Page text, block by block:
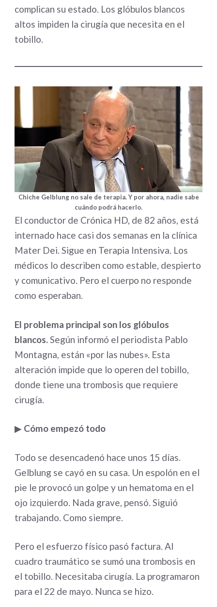
complican su estado. Los glóbulos blancos
altos impiden la cirugía que necesita en el
tobillo.
Chiche Gelblung no sale de terapia. Y por ahora, nadie sabe
cuándo podrá hacerlo.
El conductor de Crónica HD, de 82 años, está
internado hace casi dos semanas en la clínica
Mater Dei. Sigue en Terapia Intensiva. Los
médicos lo describen como estable, despierto
y comunicativo. Pero el cuerpo no responde
como esperaban.
El problema principal son los glóbulos
blancos.Según informó el periodista Pablo
Montagna, están «por las nubes». Esta
alteración impide que lo operen del tobillo,
donde tiene una trombosis que requiere
cirugía.
▶ Cómo empezó todo
Todo se desencadenó hace unos 15 días.
Gelblung se cayó en su casa. Un espolón en el
pie le provocó un golpe y un hematoma en el
ojo izquierdo. Nada grave, pensó. Siguió
trabajando. Como siempre.
Pero el esfuerzo físico pasó factura. Al
cuadro traumático se sumó una trombosis en
el tobillo. Necesitaba cirugía. La programaron
para el 22 de mayo. Nunca se hizo.